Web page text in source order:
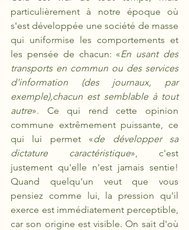
particulièrement à notre époque où
s'est développée une société de masse
qui uniformise les comportements et
les pensée de chacun: «En usant des
transports en commun ou des services
d'information (des journaux, par
exemple),chacun est semblable à tout
autre». Ce qui rend cette opinion
commune extrêmement puissante, ce
qui lui permet «de développer sa
dictature caractéristique», c'est
justement qu'elle n'est jamais sentie!
Quand quelqu'un veut que vous
pensiez comme lui, la pression qu'il
exerce est immédiatement perceptible,
car son origine est visible. On sait d'où